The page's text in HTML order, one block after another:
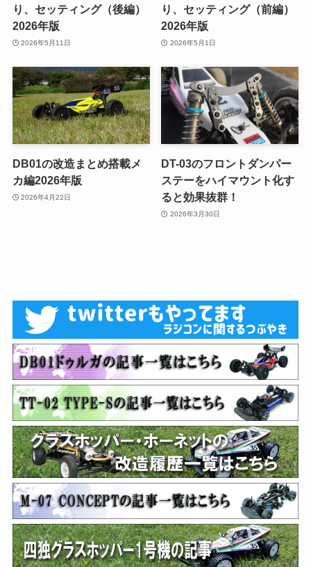
り、セッティング（後編）
2026年版
2026年5月11日
り、セッティング（前編）
2026年版
2026年5月1日
DB01の改造まとめ搭載メ
カ編2026年版
2026年4月22日
DT-03のフロントダンパー
ステーをハイマウント化す
ると効果抜群！
2026年3月30日